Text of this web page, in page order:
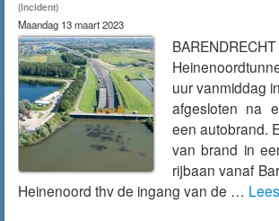
(Incident)
Maandag 13 maart 2023
uur vanmiddag
afgesloten na
een autobrand.
van brand in
rijbaan vanaf
Heinenoord thv de ingang van de …